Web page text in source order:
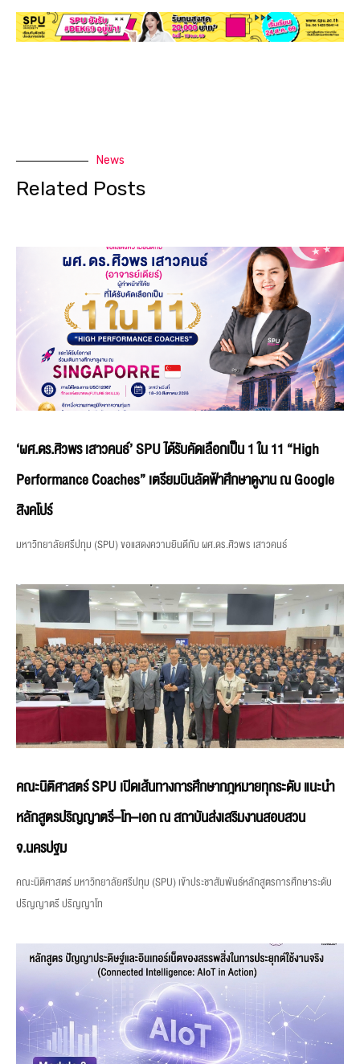
News
Related Posts
‘ผศ.ดร.ศิวพร เสาวคนธ์’ SPU ได้รับคัดเลือกเป็น 1 ใน 11 “High
Performance Coaches” เตรียมบินลัดฟ้าศึกษาดูงาน ณ Google
สิงคโปร์
มหาวิทยาลัยศรีปทุม (SPU) ขอแสดงความยินดีกับ ผศ.ดร.ศิวพร เสาวคนธ์
คณะนิติศาสตร์ SPU เปิดเส้นทางการศึกษากฎหมายทุกระดับ แนะนำ
หลักสูตรปริญญาตรี–โท–เอก ณ สถาบันส่งเสริมงานสอบสวน
จ.นครปฐม
คณะนิติศาสตร์ มหาวิทยาลัยศรีปทุม (SPU) เข้าประชาสัมพันธ์หลักสูตรการศึกษาระดับ
ปริญญาตรี ปริญญาโท